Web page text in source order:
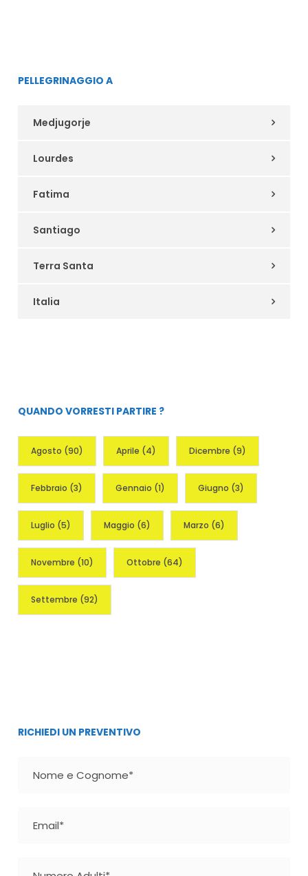
PELLEGRINAGGIO A
Medjugorje
Lourdes
Fatima
Santiago
Terra Santa
Italia
QUANDO VORRESTI PARTIRE ?
Agosto (90) Aprile (4) Dicembre (9)
Febbraio (3) Gennaio (1) Giugno (3)
Luglio (5) Maggio (6) Marzo (6)
Novembre (10) Ottobre (64)
Settembre (92)
RICHIEDI UN PREVENTIVO